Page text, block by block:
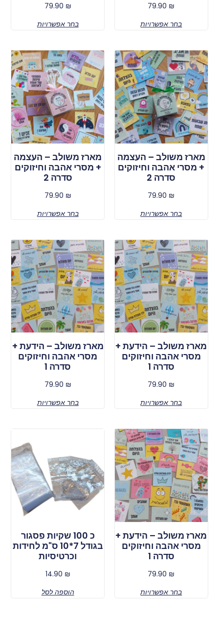
79.90 ₪
בחר אפשרויות
79.90 ₪
בחר אפשרויות
מארז משולב – העצמה
+ מסרי אהבה וחיזוקים
סדרה 2
79.90 ₪
בחר אפשרויות
מארז משולב – העצמה
+ מסרי אהבה וחיזוקים
סדרה 2
79.90 ₪
בחר אפשרויות
מארז משולב – הידעת +
מסרי אהבה וחיזוקים
סדרה 1
79.90 ₪
בחר אפשרויות
מארז משולב – הידעת +
מסרי אהבה וחיזוקים
סדרה 1
79.90 ₪
בחר אפשרויות
מארז משולב – הידעת +
מסרי אהבה וחיזוקים
סדרה 1
79.90 ₪
בחר אפשרויות
כ 100 שקיות פסגור
בגודל 7*10 ס"מ לחידות
וכרטיסיות
14.90 ₪
הוספה לסל